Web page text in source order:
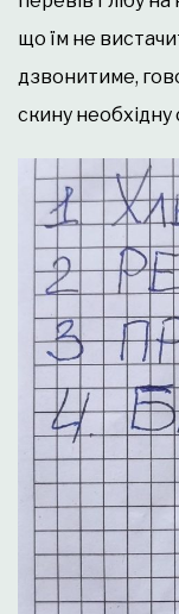
що їм не
дзвонитиме,
скину необхідну